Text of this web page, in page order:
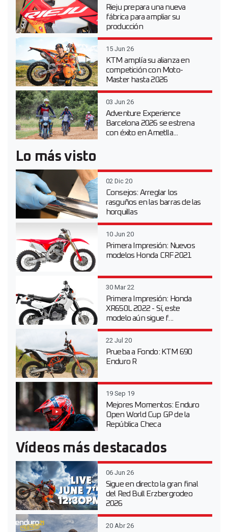
Rieju prepara una nueva
fábrica para ampliar su
producción
15 Jun 26
KTM amplía su alianza en
competición con Moto-
Master hasta 2026
03 Jun 26
Adventure Experience
Barcelona 2026 se estrena
con éxito en Ametlla...
Lo más visto
02 Dic 20
Consejos: Arreglar los
rasguños en las barras de las
horquillas
10 Jun 20
Primera Impresión: Nuevos
modelos Honda CRF 2021
30 Mar 22
Primera Impresión: Honda
XR650L 2022 - Sí, este
modelo aún sigue f...
22 Jul 20
Prueba a Fondo: KTM 690
Enduro R
19 Sep 19
Mejores Momentos: Enduro
Open World Cup GP de la
República Checa
Vídeos más destacados
06 Jun 26
Sigue en directo la gran final
del Red Bull Erzbergrodeo
2026
20 Abr 26